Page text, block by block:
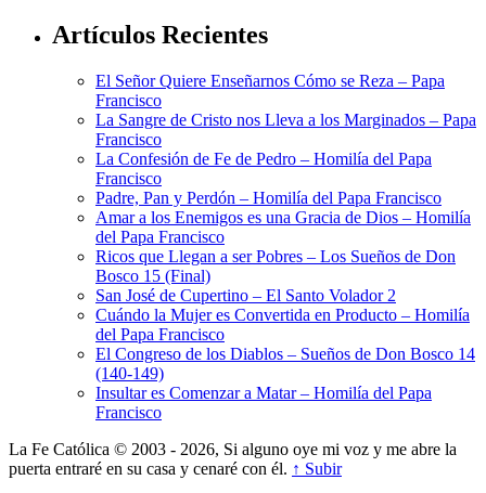
Artículos Recientes
El Señor Quiere Enseñarnos Cómo se Reza – Papa
Francisco
La Sangre de Cristo nos Lleva a los Marginados – Papa
Francisco
La Confesión de Fe de Pedro – Homilía del Papa
Francisco
Padre, Pan y Perdón – Homilía del Papa Francisco
Amar a los Enemigos es una Gracia de Dios – Homilía
del Papa Francisco
Ricos que Llegan a ser Pobres – Los Sueños de Don
Bosco 15 (Final)
San José de Cupertino – El Santo Volador 2
Cuándo la Mujer es Convertida en Producto – Homilía
del Papa Francisco
El Congreso de los Diablos – Sueños de Don Bosco 14
(140-149)
Insultar es Comenzar a Matar – Homilía del Papa
Francisco
La Fe Católica © 2003 - 2026, Si alguno oye mi voz y me abre la
puerta entraré en su casa y cenaré con él. ↑ Subir